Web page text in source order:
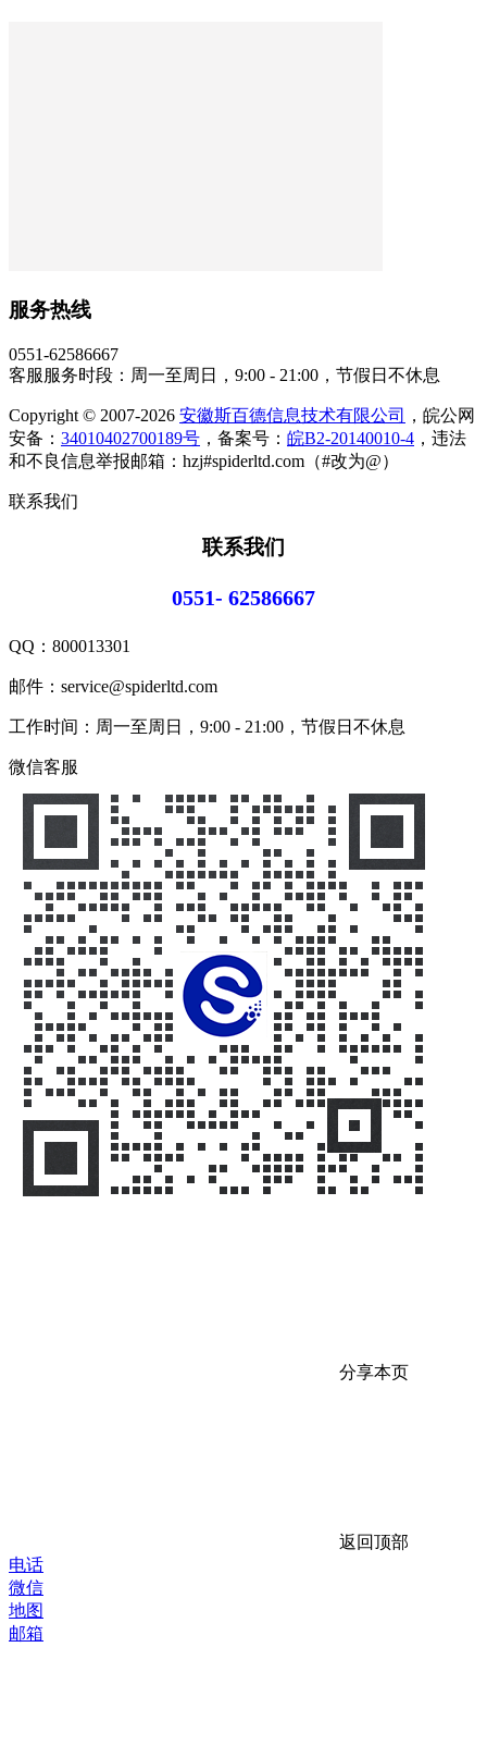
服务热线
0551-62586667
客服服务时段：周一至周日，9:00 - 21:00，节假日不休息
Copyright © 2007-2026 安徽斯百德信息技术有限公司
，皖公网
安备： 34010402700189号 ，备案号： 皖B2-20140010-4 ，违法
和不良信息举报邮箱：hzj#spiderltd.com（#改为@）
联系我们
联系我们
0551- 62586667
QQ： 800013301
邮件：service@spiderltd.com
工作时间：周一至周日，9:00 - 21:00，节假日不休息
微信客服
分享本页
返回顶部
电话
微信
地图
邮箱